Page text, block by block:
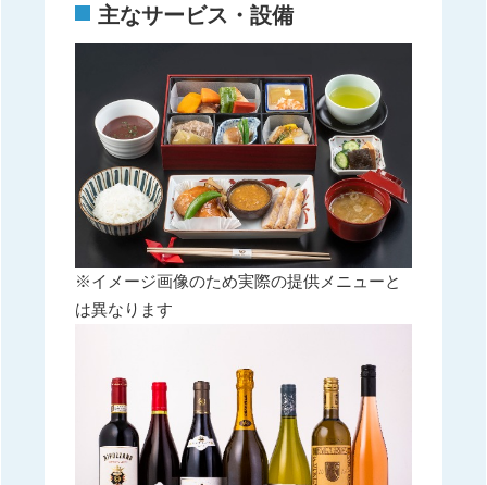
主なサービス・設備
※イメージ画像のため実際の提供メニューと
は異なります